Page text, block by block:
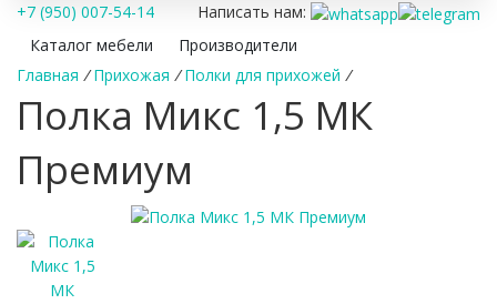
+7 (950) 007-54-14
Написать нам:
Каталог мебели
Производители
Главная / Прихожая / Полки для прихожей /
Полка Микс 1,5 МК
Премиум